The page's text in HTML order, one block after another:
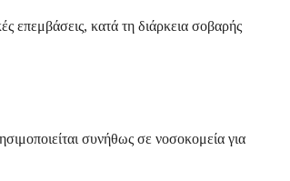
επεμβάσεις, κατά τη διάρκεια σοβαρής
συνήθως σε νοσοκομεία για